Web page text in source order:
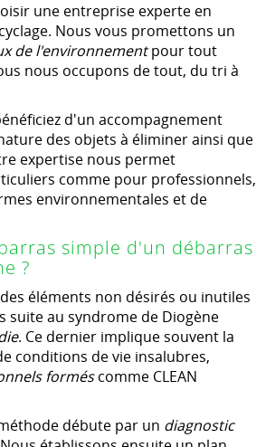
une entreprise experte en
Nous vous promettons un
de l'environnementpour tout
nous occupons de tout, du tri à
d'un accompagnement
des objets à éliminer ainsi que
expertise nous permet
comme pour professionnels,
environnementales et de
simple d'un débarras
?
éléments non désirés ou inutiles
suite au syndrome de Diogène
. Ce dernier implique souvent la
conditions de vie insalubres,
forméscomme CLEAN
débute par un diagnostic